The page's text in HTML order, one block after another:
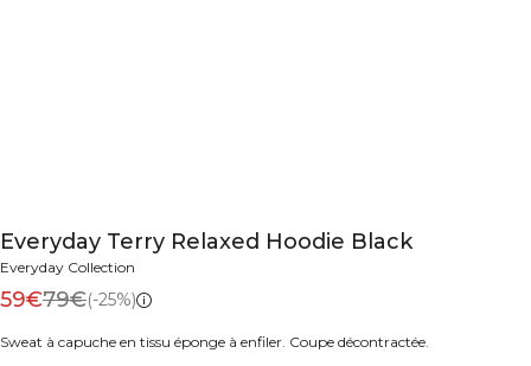
Everyday Terry Relaxed Hoodie Black
Everyday Collection
59€79€(-25%)
Sweat à capuche en tissu éponge à enfiler. Coupe décontractée.